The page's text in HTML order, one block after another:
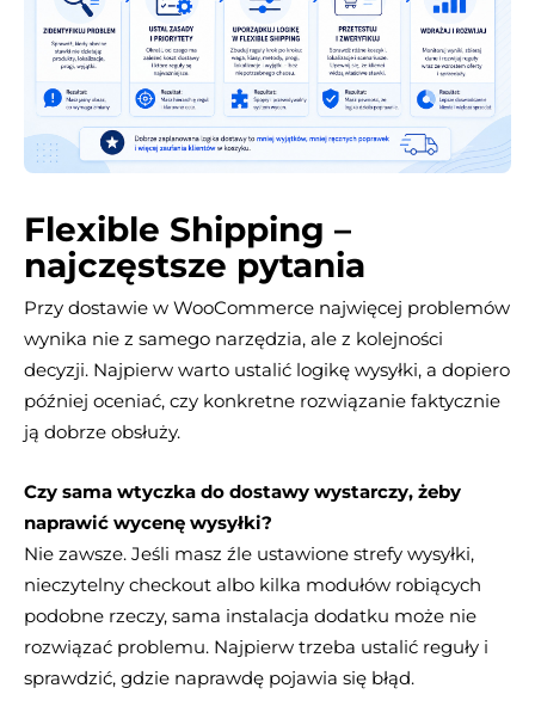
Flexible Shipping –
najczęstsze pytania
Przy dostawie w WooCommerce najwięcej problemów
wynika nie z samego narzędzia, ale z kolejności
decyzji. Najpierw warto ustalić logikę wysyłki, a dopiero
później oceniać, czy konkretne rozwiązanie faktycznie
ją dobrze obsłuży.
Czy sama wtyczka do dostawy wystarczy, żeby
naprawić wycenę wysyłki?
Nie zawsze. Jeśli masz źle ustawione strefy wysyłki,
nieczytelny checkout albo kilka modułów robiących
podobne rzeczy, sama instalacja dodatku może nie
rozwiązać problemu. Najpierw trzeba ustalić reguły i
sprawdzić, gdzie naprawdę pojawia się błąd.